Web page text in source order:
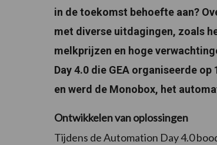
in de toekomst behoefte aan?
met diverse uitdagingen, zoals
melkprijzen en hoge
Day 4.0 die GEA organiseerde
en werd de Monobox, het
Ontwikkelen van oplossingen
Tijdens de Automation Day 4.0